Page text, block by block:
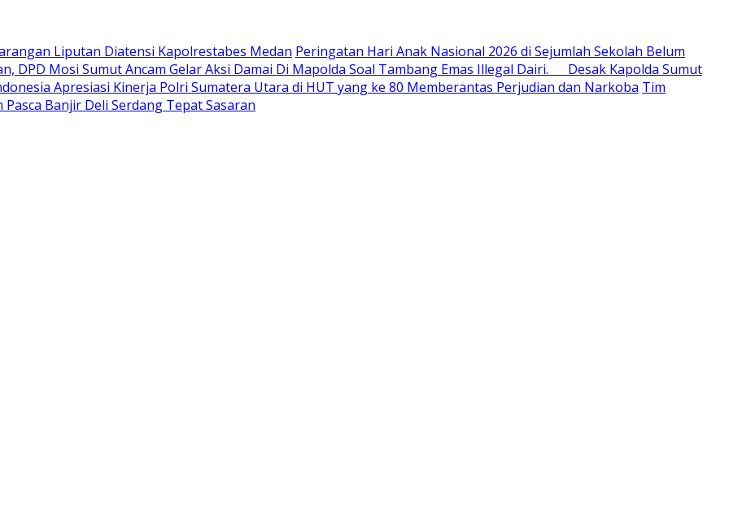
Liputan Diatensi Kapolrestabes Medan Peringatan Hari Anak Nasional 2026 di Sejumlah Sekolah Belum
DPD Mosi Sumut Ancam Gelar Aksi Damai Di Mapolda Soal Tambang Emas Illegal Dairi. Desak Kapolda Sumut
Apresiasi Kinerja Polri Sumatera Utara di HUT yang ke 80 Memberantas Perjudian dan Narkoba Tim
Banjir Deli Serdang Tepat Sasaran